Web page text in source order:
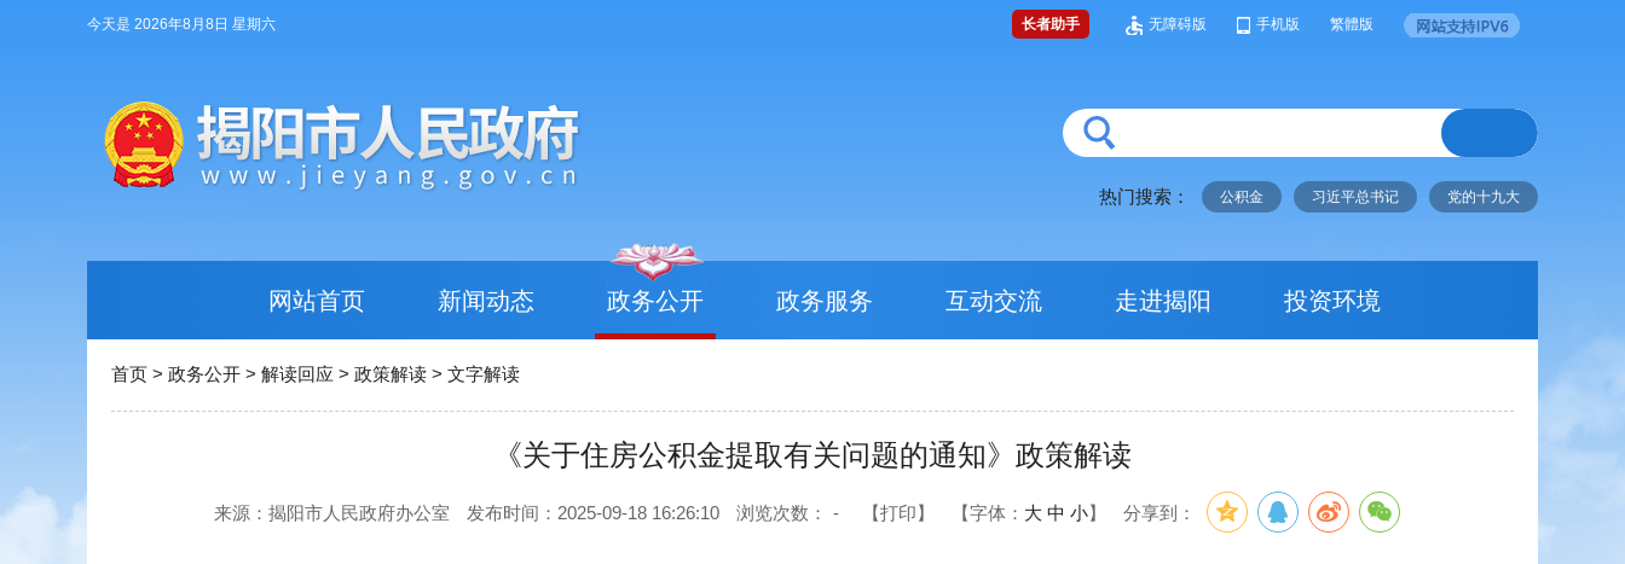
今天是 2026年8月8日 星期六 长者助手 无障碍版 手机版 繁體版
热门搜索： 公积金 习近平总书记 党的十九大
网站首页 新闻动态 政务公开 政务服务 互动交流 走进揭阳 投资环境
首页 > 政务公开 > 解读回应 > 政策解读 > 文字解读
《关于住房公积金提取有关问题的通知》政策解读
来源：揭阳市人民政府办公室 发布时间：2025-09-18 16:26:10 浏览次数： - 【打印】 【字体： 大 中 小】 分享到：